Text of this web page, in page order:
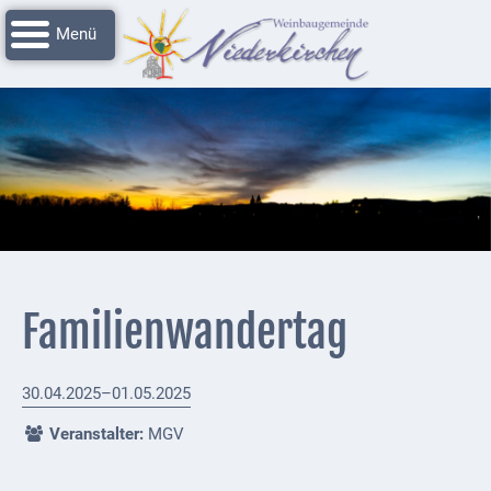
Navigation
überspringen
Startseite
Grussworte
Rathaus
Unser
Niederkirchen
Impressionen
Nachrichtenarchiv
Deidesheim
Familienwandertag
30.04.2025–01.05.2025
Veranstalter: MGV